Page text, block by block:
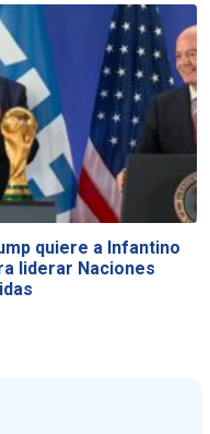
quiere a Infantino
liderar Naciones